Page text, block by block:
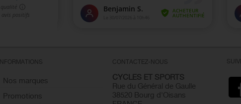
INFORMATIONS
Nos marques
Promotions
CONTACTEZ-NOUS
CYCLES ET SPORTS
Rue du Général de Gaulle
38520 Bourg d'Oisans